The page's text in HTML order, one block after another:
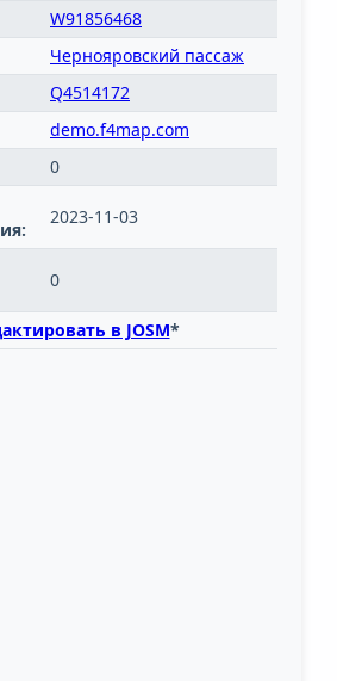
W91856468
Чернояровский пассаж
Q4514172
demo.f4map.com
0
2023-11-03
0
в JOSM*